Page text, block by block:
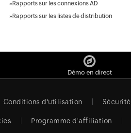
» Rapports sur les connexions AD
» Rapports sur les listes de distribution
Démo en direct
Conditions d'utilisation Sécurité
Programme d'affiliation